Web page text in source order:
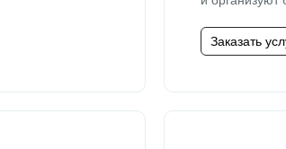
Заказать